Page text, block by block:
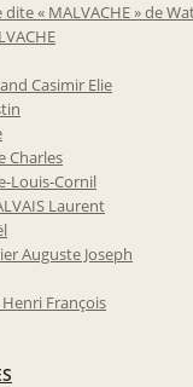
dite « MALVACHE » de
Casimir Elie
Charles
Louis-Cornil
Laurent
Auguste Joseph
Henri François